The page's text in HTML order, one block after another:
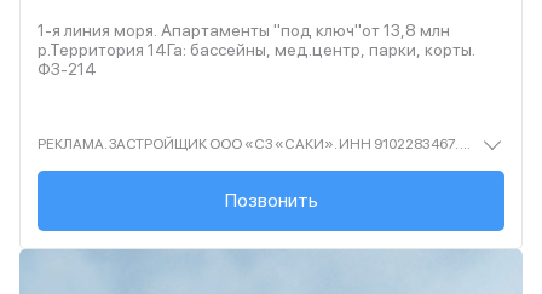
1-я линия моря. Апартаменты "под ключ"от 13,8 млн
р.Территория 14Га: бассейны, мед.центр, парки, корты.
ФЗ-214
РЕКЛАМА. ЗАСТРОЙЩИК ООО «СЗ «САКИ». ИНН 9102283467. ПРОЕКТНАЯ ДЕКЛАРАЦИЯ НА САЙТЕ НАШ.ДОМ.РФ.ОЦЕНИВАЙТЕ СВОИ ФИНАНСОВЫЕ ВОЗМОЖНОСТИ И РИСКИ. «РАССРОЧКА В ТЕМПЕ ОТПУСКА»: РАССРОЧКА ОТ ЗАСТРОЙЩИКА НА СРОК 18 МЕСЯЦЕВ, ПРИ ПВ 25%, 75% ОПЛАЧИВАЕТСЯ ЕЖЕКВАРТАЛЬНЫМИ ПЛАТЕЖАМИ. СРОК АКЦИИ С 27.04.2026 ДО 30.06.2026. ПОДРОБНЕЕ НА САЙТЕ TEMPO-RESORT.COM
+7 (931) 009-09-...
Позвонить